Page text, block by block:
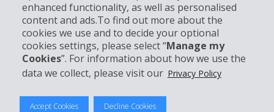
enhanced functionality, as well as personalised
content and ads.To find out more about the
cookies we use and to decide your optional
cookies settings, please select “Manage my
Cookies”. For information about how we use the
data we collect, please visit our Privacy Policy
Accept Cookies Decline Cookies
Entreprise
Support client